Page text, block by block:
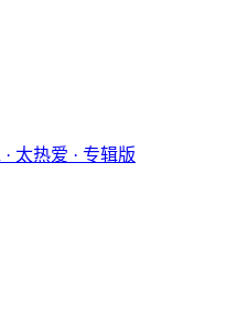
· 太热爱 · 专辑版